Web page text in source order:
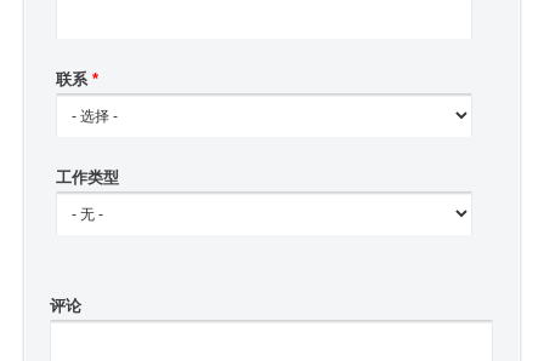
联系 *
工作类型
评论